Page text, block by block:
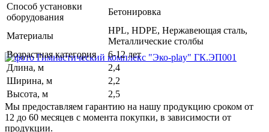
Способ установки
оборудования
Бетонировка
Материалы
HPL, HDPE, Нержавеющая сталь,
Металлические столбы
Возрастная категория
6-12 лет
Длина, м
2,4
Ширина, м
2,2
Высота, м
2,5
Мы предоставляем гарантию на нашу продукцию сроком от
12 до 60 месяцев с момента покупки, в зависимости от
продукции.